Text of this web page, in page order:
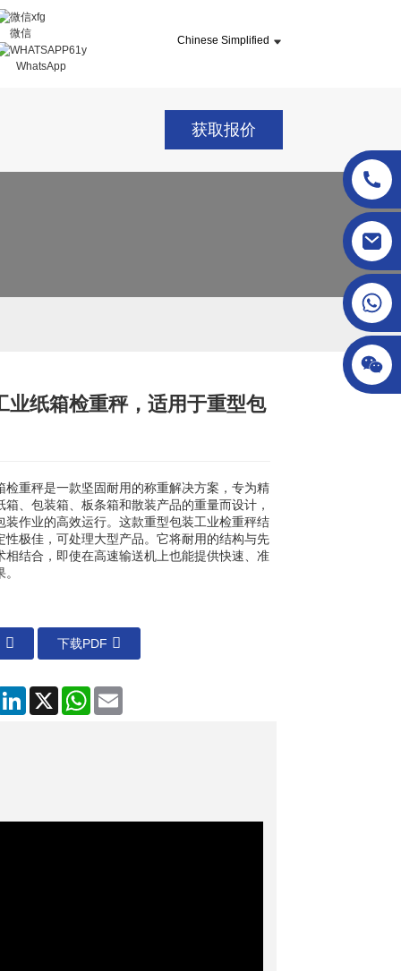
微信
WhatsApp
Chinese Simplified
获取报价
Loading...
Loading...
业纸箱检重秤，适用于重型包
检重秤是一款坚固耐用的称重解决方案，专为精
箱、包装箱、板条箱和散装产品的重量而设计，
装作业的高效运行。这款重型包装工业检重秤结
性极佳，可处理大型产品。它将耐用的结构与先
相结合，即使在高速输送机上也能提供快速、准
下载PDF
LinkedIn
X WhatsApp